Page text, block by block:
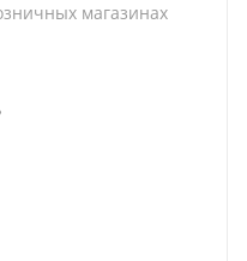
магазинах